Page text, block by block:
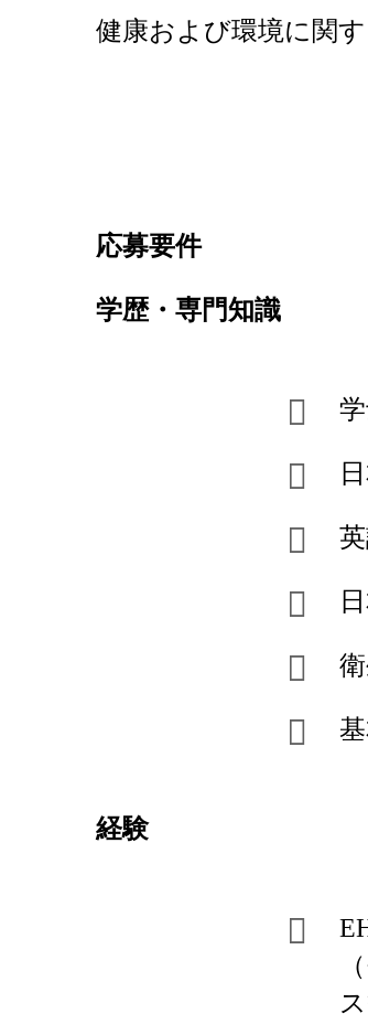
健康および環境に関
応募要件
学歴・専門知識
経験